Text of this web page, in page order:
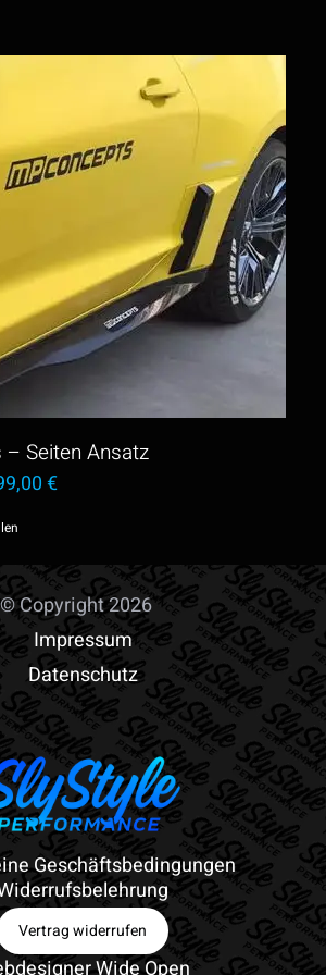
Seiten Ansatz
€
Produkt
weist
mehrere
Varianten
auf.
Die
Optionen
können
auf
der
Produktseite
gewählt
© Copyright 2026
Impressum
Datenschutz
Geschäftsbedingungen
Vertrag widerrufen
Wide Open